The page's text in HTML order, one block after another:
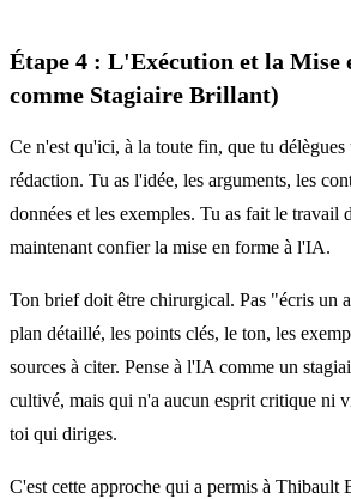
Étape 4 : L'Exécution et la
comme Stagiaire Brillant)
Ce n'est qu'ici, à la toute fin, que tu délègues
rédaction. Tu as l'idée, les arguments, les
données et les exemples. Tu as fait le travail
maintenant confier la mise en forme à l'IA.
Ton brief doit être chirurgical. Pas "écris un
plan détaillé, les points clés, le ton, les
sources à citer. Pense à l'IA comme un
cultivé, mais qui n'a aucun esprit critique ni
toi qui diriges.
C'est cette approche qui a permis à Thibault